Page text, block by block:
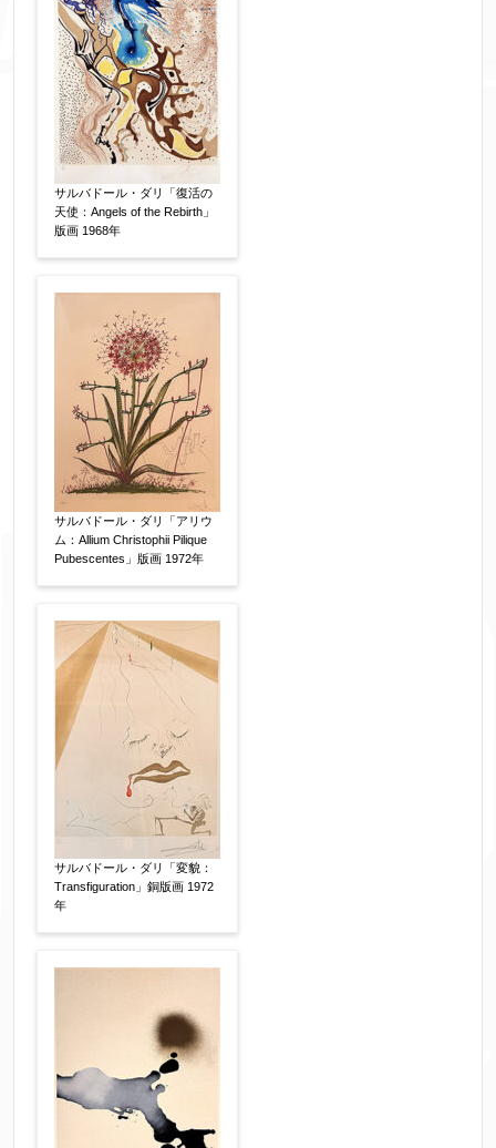
↑ 同意頂けましたらチェックを入れてくださ
い。
※データはSSL(Secure Sockets Layer)通信によ
り暗号化して送信されます。
サルバドール・ダリ「復活の
天使：Angels of the Rebirth」
版画 1968年
サルバドール・ダリ「アリウ
ム：Allium Christophii Pilique
Pubescentes」版画 1972年
サルバドール・ダリ「変貌：
Transfiguration」銅版画 1972
年